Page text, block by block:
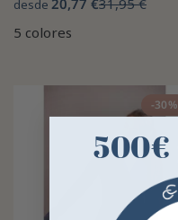
desde
5 colores
-30%
500€